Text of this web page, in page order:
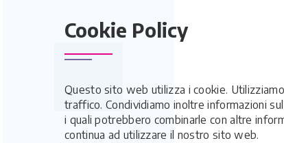
Cookie Policy
Questo sito web utilizza i cookie.
traffico. Condividiamo inoltre informazioni
i quali potrebbero combinarle con altre
continua ad utilizzare il nostro sito web.